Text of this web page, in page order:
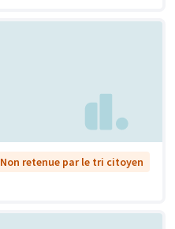
Non retenue par le tri citoyen